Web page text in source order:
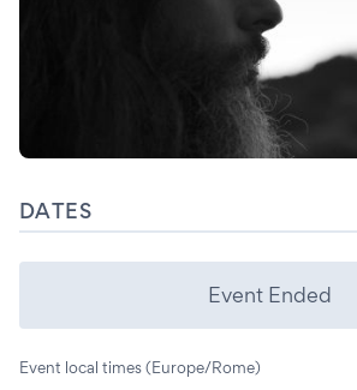
DATES
Event Ended
Event local times (Europe/Rome)